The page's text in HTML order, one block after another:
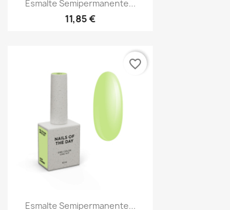
Esmalte Semipermanente...
11,85 €
Vista rápida
Esmalte Semipermanente...
favorite_border